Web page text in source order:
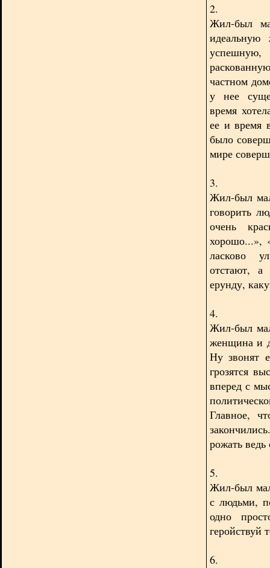
2.
Жил-был
частном
у нее
время
ее и время
было
мире
3.
Жил-был
говорить
очень
хорошо...»,
ласково
отстают, а
ерунду,
4.
Жил-был
женщина и
Ну звонят
грозятся
вперед с
Главное,
рожать ведь
5.
Жил-был
с людьми,
одно
геройствуй
6.